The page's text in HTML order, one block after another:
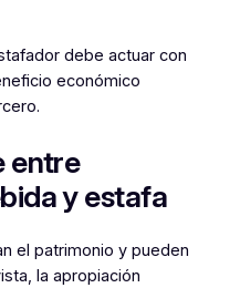
debe actuar con
económico
entre
y estafa
el patrimonio y pueden
la apropiación